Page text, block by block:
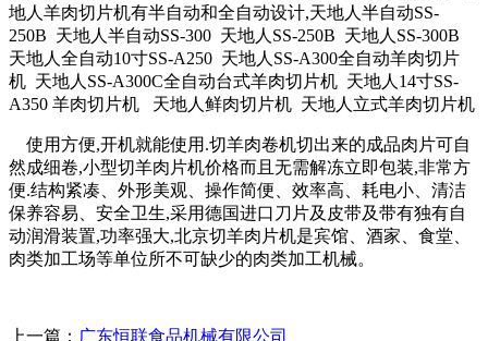
地人羊肉切片机有半自动和全自动设计,天地人半自动SS-
250B 天地人半自动SS-300 天地人SS-250B 天地人SS-300B
天地人全自动10寸SS-A250 天地人SS-A300全自动羊肉切片
机 天地人SS-A300C全自动台式羊肉切片机 天地人14寸SS-
A350 羊肉切片机 天地人鲜肉切片机 天地人立式羊肉切片机
使用方便,开机就能使用.切羊肉卷机切出来的成品肉片可自
然成细卷,小型切羊肉片机价格而且无需解冻立即包装,非常方
便.结构紧凑、外形美观、操作简便、效率高、耗电小、清洁
保养容易、安全卫生,采用德国进口刀片及皮带及带有独有自
动润滑装置,功率强大,北京切羊肉片机是宾馆、酒家、食堂、
肉类加工场等单位所不可缺少的肉类加工机械。
上一篇： 广东恒联食品机械有限公司